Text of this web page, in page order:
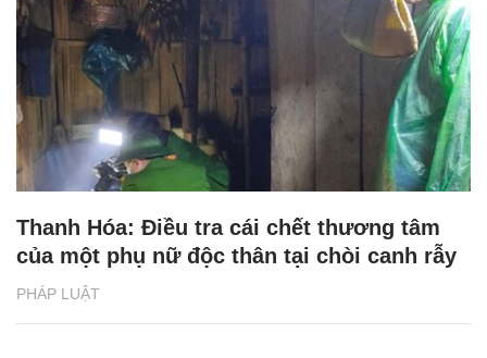
PHÁP LUẬT
Thanh Hóa: Điều tra cái chết thương tâm
của một phụ nữ độc thân tại chòi canh rẫy